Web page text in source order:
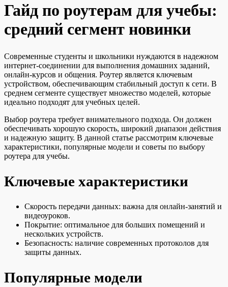
Гайд по роутерам для учебы:
средний сегмент новинки
Современные студенты и школьники нуждаются в надежном
интернет-соединении для выполнения домашних заданий,
онлайн-курсов и общения. Роутер является ключевым
устройством, обеспечивающим стабильный доступ к сети. В
среднем сегменте существует множество моделей, которые
идеально подходят для учебных целей.
Выбор роутера требует внимательного подхода. Он должен
обеспечивать хорошую скорость, широкий диапазон действия
и надежную защиту. В данной статье рассмотрим ключевые
характеристики, популярные модели и советы по выбору
роутера для учебы.
Ключевые характеристики
Скорость передачи данных: важна для онлайн-занятий и
видеоуроков.
Покрытие: оптимальное для больших помещений и
нескольких устройств.
Безопасность: наличие современных протоколов для
защиты данных.
Популярные модели